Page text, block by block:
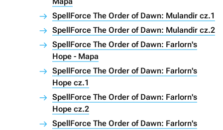
SpellForce The Order of Dawn: Mulandir cz.1
SpellForce The Order of Dawn: Mulandir cz.2
SpellForce The Order of Dawn: Farlorn's
Hope - Mapa
SpellForce The Order of Dawn: Farlorn's
Hope cz.1
SpellForce The Order of Dawn: Farlorn's
Hope cz.2
SpellForce The Order of Dawn: Farlorn's